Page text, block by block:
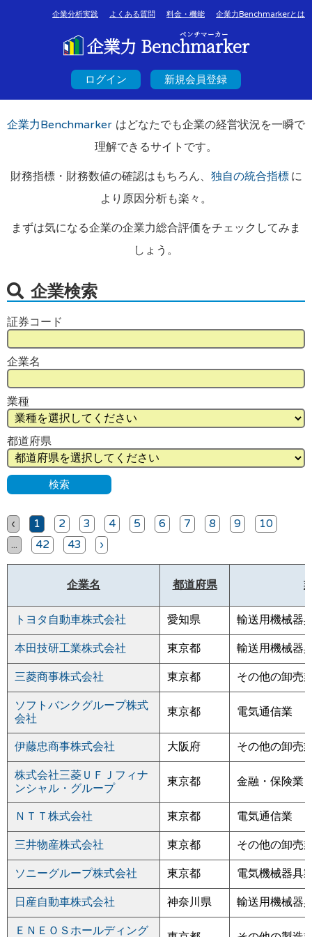
企業分析実践 よくある質問 料金・機能 企業力Benchmarkerとは
ベンチマーカー
企業力 Benchmarker
ログイン 新規会員登録
企業力Benchmarker はどなたでも企業の経営状況を一瞬で
理解できるサイトです。
財務指標・財務数値の確認はもちろん、 独自の統合指標 に
より原因分析も楽々。
まずは気になる企業の企業力総合評価をチェックしてみま
しょう。
企業検索
証券コード
企業名
業種
都道府県
‹ 1 2 3 4 5 6 7 8 9
10
...
42 43 ›
企業名 都道府県
トヨタ自動車株式会社 愛知県 輸送用機械器
本田技研工業株式会社 東京都 輸送用機械器
三菱商事株式会社 東京都 その他の卸売
ソフトバンクグループ株式
会社
東京都 電気通信業
伊藤忠商事株式会社 大阪府 その他の卸売
株式会社三菱ＵＦＪフィナ
ンシャル・グループ
東京都 金融・保険業
ＮＴＴ株式会社 東京都 電気通信業
三井物産株式会社 東京都 その他の卸売
ソニーグループ株式会社 東京都 電気機械器具
日産自動車株式会社 神奈川県 輸送用機械器
ＥＮＥＯＳホールディング